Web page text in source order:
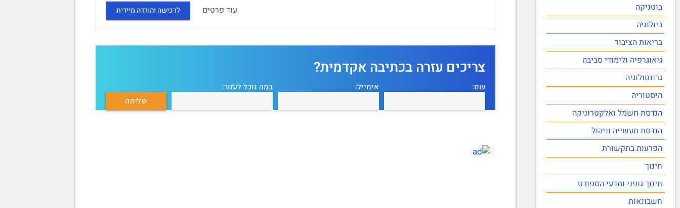
בוטניקה
ביולוגיה
בריאות הציבור
גיאוגרפיה ולימודי סביבה
גרונטולוגיה
היסטוריה
הנדסת חשמל ואלקטרוניקה
הנדסת תעשייה וניהול
הפרעות בתקשורת
חינוך
חינוך גופני ומדעי הספורט
חשבונאות
עוד פרטים
לרכישה והורדה מיידית
צריכים עזרה בכתיבה אקדמית?
שם: אימייל: במה נוכל לעזור: